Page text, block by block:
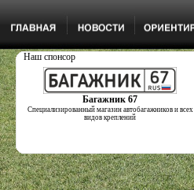
Наш спонсор
Багажник 67
Специализированный магазин автобагажников и всех
видов креплений